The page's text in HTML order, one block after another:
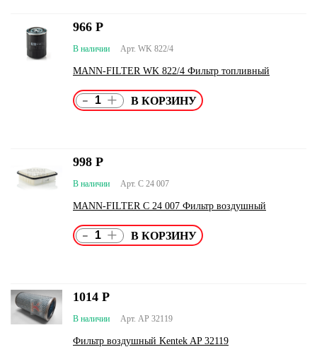
Арт. WK 822/4
В наличии
MANN-FILTER WK 822/4 Фильтр топливный
966 Р
- +
Арт. C 24 007
В наличии
MANN-FILTER C 24 007 Фильтр воздушный
998 Р
- +
Арт. AP 32119
В наличии
Фильтр воздушный Kentek AP 32119
1014 Р